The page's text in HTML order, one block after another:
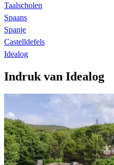
Taalscholen
Spaans
Spanje
Castelldefels
Idealog
Indruk van Idealog